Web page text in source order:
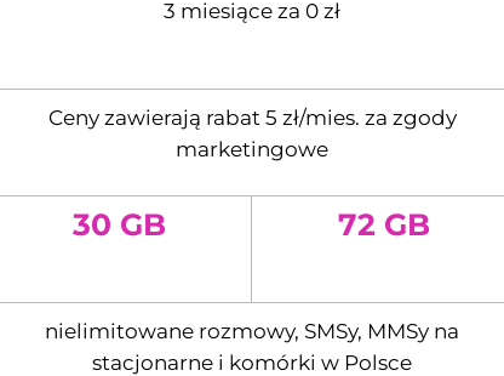
3 miesiące za 0 zł
Ceny zawierają rabat 5 zł/mies. za zgody
marketingowe
30 GB 72 GB
nielimitowane rozmowy, SMSy, MMSy na
stacjonarne i komórki w Polsce